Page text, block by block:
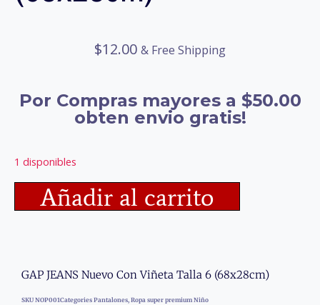
$12.00 & Free Shipping
Por Compras mayores a $50.00
obten envio gratis!
1 disponibles
Añadir al carrito
GAP JEANS Nuevo Con Viñeta Talla 6 (68x28cm)
SKU NOP001Categories Pantalones, Ropa super premium Niño